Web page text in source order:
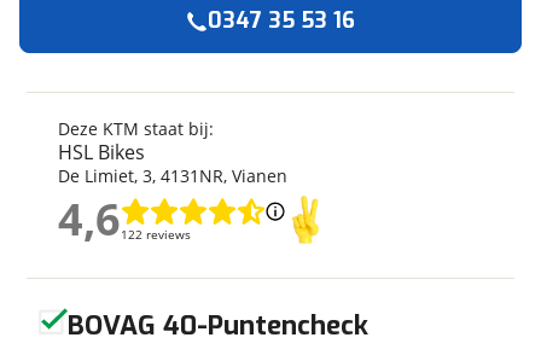
Merk
KTM
Model
690 SMC
Kenteken
Kilometerstand
Bouwjaar
4-2014
Leeftijd
12 jaar en 4 maanden
Geschikt voor
A2 rijbewijs
Soort voertuig
Motor
Deze KTM staat bij:
HSL Bikes
De Limiet, 3, 4131NR, Vianen
4,6122 reviews
4,6
0347 35 53 16
BOVAG 40-Puntencheck